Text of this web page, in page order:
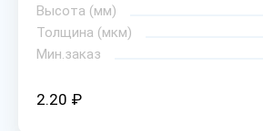
Высота (мм)
Толщина (мкм)
Мин.заказ
2.20 ₽